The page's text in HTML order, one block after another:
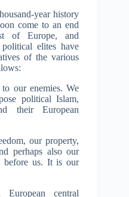
year history
come to an end
of Europe, and
elites have
of the various
our enemies. We
political Islam,
their European
our property,
perhaps also our
before us. It is our
central